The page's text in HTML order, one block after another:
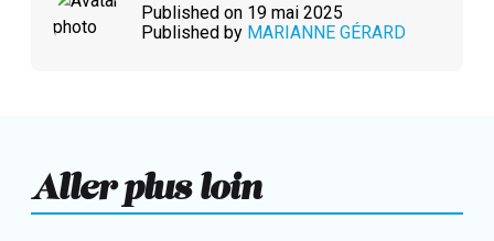
Published on 19 mai 2025
Published by MARIANNE GÉRARD
Aller plus loin